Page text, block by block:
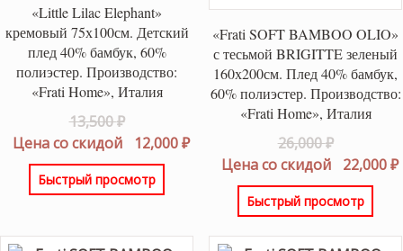
«Little Lilac Elephant»
кремовый 75х100см. Детский
плед 40% бамбук, 60%
полиэстер. Производство:
«Frati Home», Италия
13,500₽Первоначальная
цена
составляла
13,500 ₽.
Цена со скидой 12,000₽Текущая
цена:
12,000 ₽.
Быстрый просмотр
«Frati SOFT BAMBOO OLIO»
с тесьмой BRIGITTE зеленый
160х200см. Плед 40% бамбук,
60% полиэстер. Производство:
«Frati Home», Италия
26,000₽
цена
26,000 ₽.
Цена со скидой 22,000₽
Быстрый просмотр